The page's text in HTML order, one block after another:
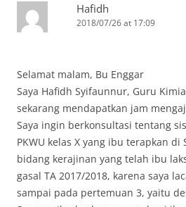
Hafidh
2018/07/26 at 17:09
Selamat malam, Bu Enggar
Saya Hafidh Syifaunnur, Guru
sekarang mendapatkan jam
Saya ingin berkonsultasi tentang
PKWU kelas X yang ibu terapkan
bidang kerajinan yang telah ibu
gasal TA 2017/2018, karena saya
sampai pada pertemuan 3, yaitu